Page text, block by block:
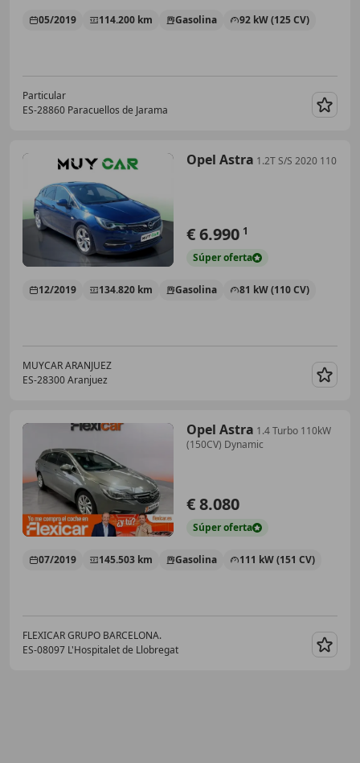
05/2019 114.200 km Gasolina 92 kW (125 CV)
Particular
ES-28860 Paracuellos de Jarama
Opel Astra 1.2T S/S 2020 110
€ 6.990 1
Súperoferta
12/2019 134.820 km Gasolina 81 kW (110 CV)
MUYCAR ARANJUEZ
ES-28300 Aranjuez
Opel Astra 1.4 Turbo 110kW
(150CV) Dynamic
€ 8.080
Súperoferta
07/2019 145.503 km Gasolina 111 kW (151 CV)
FLEXICAR GRUPO BARCELONA.
ES-08097 L'Hospitalet de Llobregat